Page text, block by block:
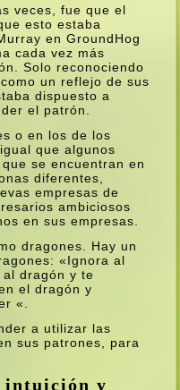
veces, fue que el
esto estaba
en GroundHog
cada vez más
Solo reconociendo
un reflejo de sus
dispuesto a
el patrón.
o en los de los
que algunos
se encuentran en
diferentes,
empresas de
ambiciosos
en sus empresas.
dragones. Hay un
«Ignora al
dragón y te
el dragón y
«.
a utilizar las
sus patrones, para
intuición y